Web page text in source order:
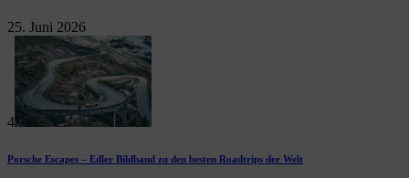
25. Juni 2026
4
Porsche Escapes – Edler Bildband zu den besten Roadtrips der Welt